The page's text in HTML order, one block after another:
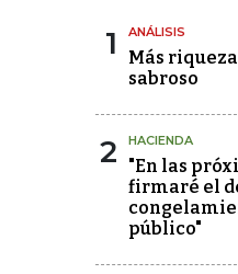
1 ANÁLISIS
Más
sabroso
2 HACIENDA
"En las
firmaré el
público"